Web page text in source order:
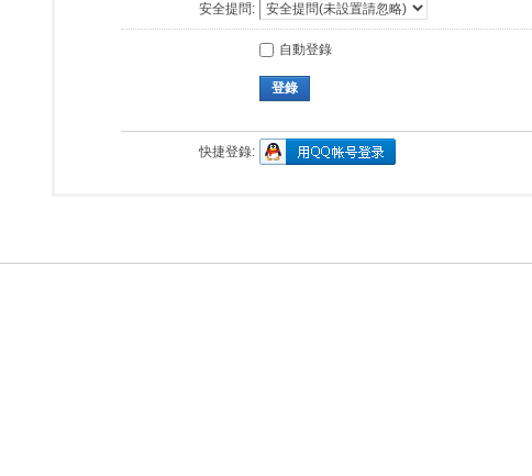
安全提問:
自動登錄
登錄
快捷登錄: